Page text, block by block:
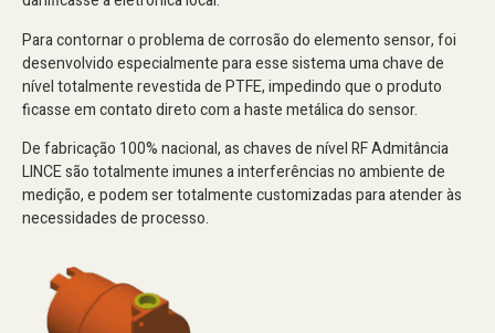
Para contornar o problema de corrosão do elemento sensor, foi
desenvolvido especialmente para esse sistema uma chave de
nível totalmente revestida de PTFE, impedindo que o produto
ficasse em contato direto com a haste metálica do sensor.
De fabricação 100% nacional, as chaves de nível RF Admitância
LINCE são totalmente imunes a interferências no ambiente de
medição, e podem ser totalmente customizadas para atender às
necessidades de processo.